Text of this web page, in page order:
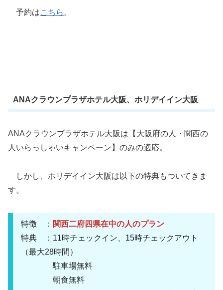
予約はこちら 。
ANAクラウンプラザホテル大阪、ホリデイイン大阪
ANAクラウンプラザホテル大阪は【大阪府の人・関西の
人いらっしゃいキャンペーン】のみの適応。
しかし、ホリデイイン大阪は以下の特典もついてきま
す。
特徴 ： 関西二府四県在中の人のプラン
特典 ：11時チェックイン、15時チェックアウト
（最大28時間）
駐車場無料
朝食無料